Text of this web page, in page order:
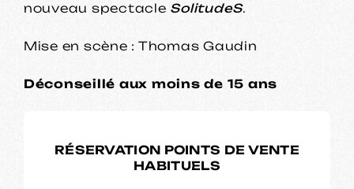
nouveau spectacle SolitudeS.
Mise en scène : Thomas Gaudin
Déconseillé aux moins de 15 ans
RÉSERVATION POINTS DE VENTE
HABITUELS